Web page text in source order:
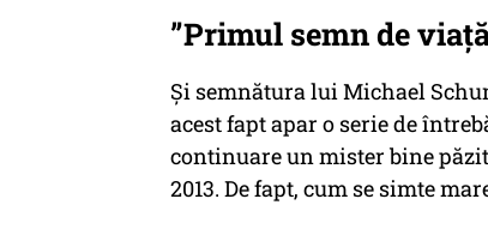
”Primul semn de
Și semnătura lui Michael
acest fapt apar o serie de
continuare un mister bine
2013. De fapt, cum se simte